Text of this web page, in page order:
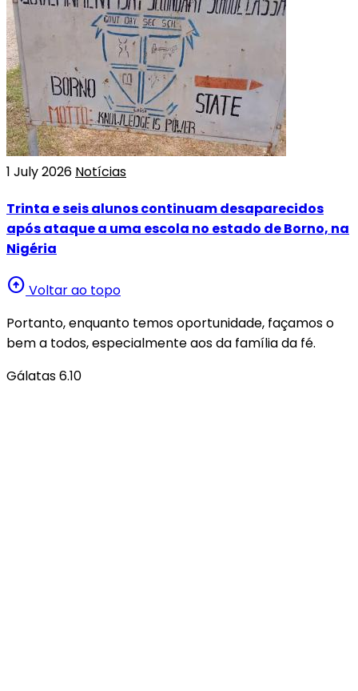
1 July 2026 Notícias
Trinta e seis alunos continuam desaparecidos
após ataque a uma escola no estado de Borno, na
Nigéria
arrow_circle_up Voltar ao topo
Portanto, enquanto temos oportunidade, façamos o
bem a todos, especialmente aos da família da fé.
Gálatas 6.10